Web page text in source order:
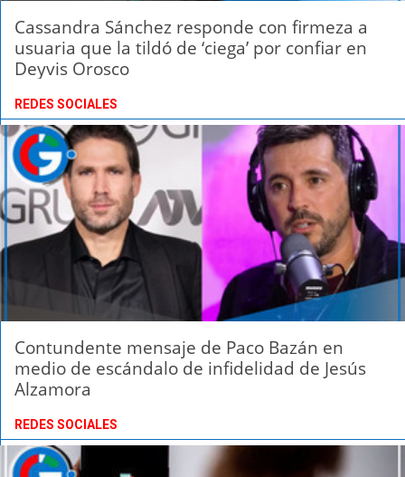
Cassandra Sánchez responde con firmeza a
usuaria que la tildó de ‘ciega’ por confiar en
Deyvis Orosco
REDES SOCIALES
Contundente mensaje de Paco Bazán en
medio de escándalo de infidelidad de Jesús
Alzamora
REDES SOCIALES